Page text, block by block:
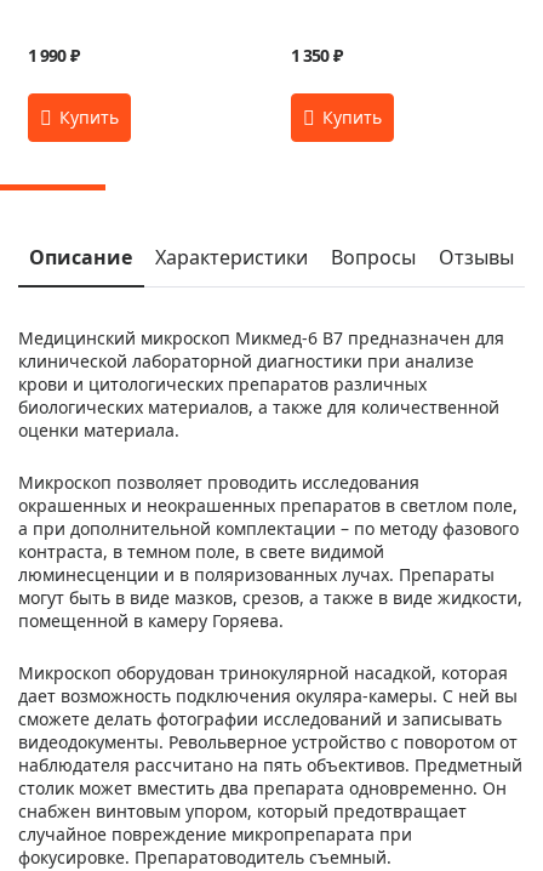
1 990 ₽ 1 350 ₽
Описание Характеристики Вопросы Отзывы
Медицинский микроскоп Микмед-6 В7 предназначен для
клинической лабораторной диагностики при анализе
крови и цитологических препаратов различных
биологических материалов, а также для количественной
оценки материала.
Микроскоп позволяет проводить исследования
окрашенных и неокрашенных препаратов в светлом поле,
а при дополнительной комплектации – по методу фазового
контраста, в темном поле, в свете видимой
люминесценции и в поляризованных лучах. Препараты
могут быть в виде мазков, срезов, а также в виде жидкости,
помещенной в камеру Горяева.
Микроскоп оборудован тринокулярной насадкой, которая
дает возможность подключения окуляра-камеры. С ней вы
сможете делать фотографии исследований и записывать
видеодокументы. Револьверное устройство с поворотом от
наблюдателя рассчитано на пять объективов. Предметный
столик может вместить два препарата одновременно. Он
снабжен винтовым упором, который предотвращает
случайное повреждение микропрепарата при
фокусировке. Препаратоводитель съемный.